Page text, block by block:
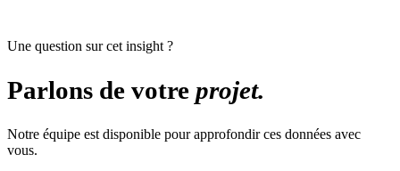
Une question sur cet insight ?
Parlons de votre projet.
Notre équipe est disponible pour approfondir ces données avec
vous.